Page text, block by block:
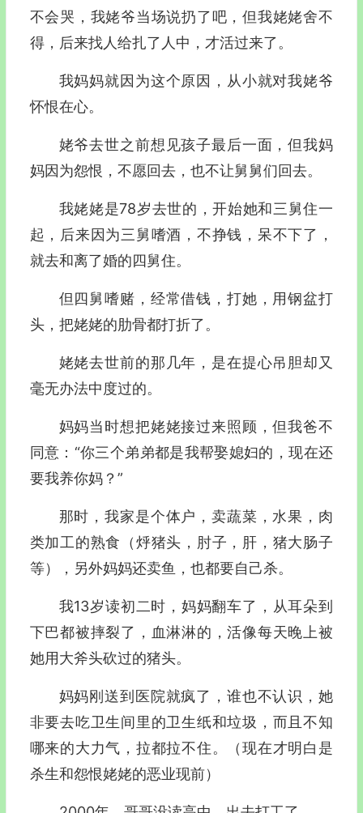
不会哭，我姥爷当场说扔了吧，但我姥姥舍不
得，后来找人给扎了人中，才活过来了。
我妈妈就因为这个原因，从小就对我姥爷
怀恨在心。
姥爷去世之前想见孩子最后一面，但我妈
妈因为怨恨，不愿回去，也不让舅舅们回去。
我姥姥是78岁去世的，开始她和三舅住一
起，后来因为三舅嗜酒，不挣钱，呆不下了，
就去和离了婚的四舅住。
但四舅嗜赌，经常借钱，打她，用钢盆打
头，把姥姥的肋骨都打折了。
姥姥去世前的那几年，是在提心吊胆却又
毫无办法中度过的。
妈妈当时想把姥姥接过来照顾，但我爸不
同意：“你三个弟弟都是我帮娶媳妇的，现在还
要我养你妈？”
那时，我家是个体户，卖蔬菜，水果，肉
类加工的熟食（烀猪头，肘子，肝，猪大肠子
等），另外妈妈还卖鱼，也都要自己杀。
我13岁读初二时，妈妈翻车了，从耳朵到
下巴都被摔裂了，血淋淋的，活像每天晚上被
她用大斧头砍过的猪头。
妈妈刚送到医院就疯了，谁也不认识，她
非要去吃卫生间里的卫生纸和垃圾，而且不知
哪来的大力气，拉都拉不住。（现在才明白是
杀生和怨恨姥姥的恶业现前）